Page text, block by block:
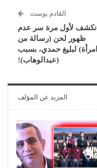
القادم بوست
نكشف لأول مرة سر عدم
ظهور لحن (رسالة من
امرأة) لبليغ حمدي، بسبب
(عبدالوهاب)!
المزيد عن المؤلف